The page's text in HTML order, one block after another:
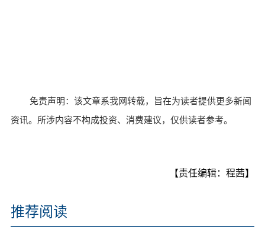
免责声明：该文章系我网转载，旨在为读者提供更多新闻
资讯。所涉内容不构成投资、消费建议，仅供读者参考。
【责任编辑：程茜】
推荐阅读